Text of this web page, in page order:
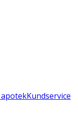
Kundservice